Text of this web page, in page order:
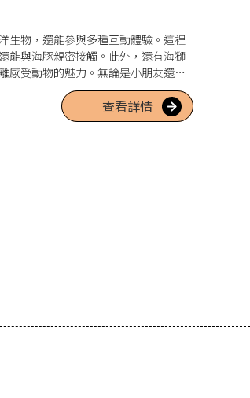
生物，還能參與多種互動體驗。這裡
能與海豚親密接觸。此外，還有海獅
感受動物的魅力。無論是小朋友還是
查看詳情